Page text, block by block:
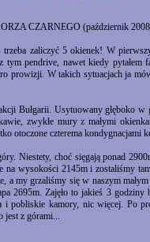
CZARNEGO (październik
zaliczyć 5 okienek! W
pendrive, nawet kiedy pytałem
prowizji. W takich sytuacjach ja
Bułgarii. Usytuowany głęboko
zwykłe mury z małymi
otoczone czterema kondygnacjami
Niestety, choć sięgają ponad
wysokości 2145m i zostaliśmy
a my grzaliśmy się w naszym
2695m. Zajęło to jakieś 3 godziny
i pobliskie kamory, nic więcej. Po
jest z górami...